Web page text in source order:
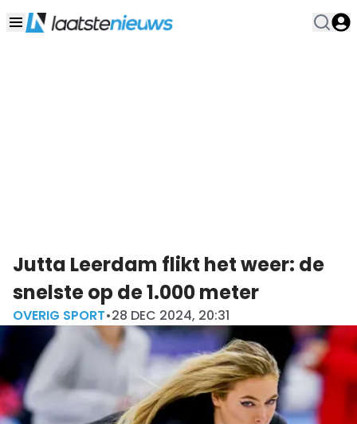
Jutta Leerdam flikt het weer: de
snelste op de 1.000 meter
OVERIG SPORT•28 DEC 2024, 20:31